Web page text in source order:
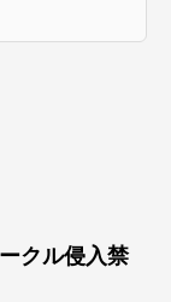
クル侵入禁